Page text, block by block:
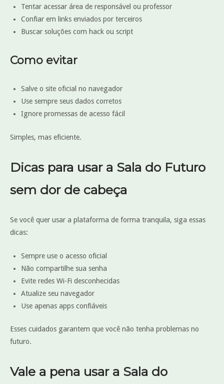
Tentar acessar área de responsável ou professor
Confiar em links enviados por terceiros
Buscar soluções com hack ou script
Como evitar
Salve o site oficial no navegador
Use sempre seus dados corretos
Ignore promessas de acesso fácil
Simples, mas eficiente.
Dicas para usar a Sala do Futuro
sem dor de cabeça
Se você quer usar a plataforma de forma tranquila, siga essas
dicas:
Sempre use o acesso oficial
Não compartilhe sua senha
Evite redes Wi-Fi desconhecidas
Atualize seu navegador
Use apenas apps confiáveis
Esses cuidados garantem que você não tenha problemas no
futuro.
Vale a pena usar a Sala do